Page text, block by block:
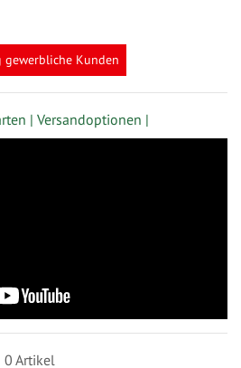
gewerbliche Kunden
| Versandoptionen |
0 Artikel